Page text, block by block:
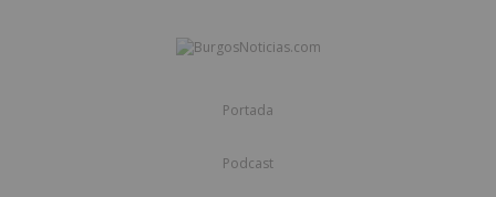
Portada
Podcast